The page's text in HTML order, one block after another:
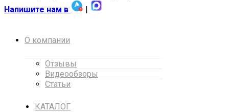
Напишите нам в
|
О компании
Отзывы
Видеообзоры
Статьи
КАТАЛОГ